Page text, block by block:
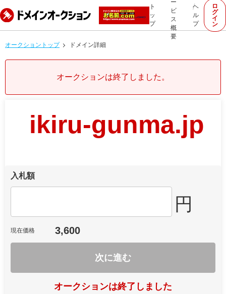
ト
ッ
プ
ー
ビ
ス
概
要
ヘ
ル
プ
ロ
グ
イ
ン
オークショントップ ドメイン詳細
オークションは終了しました。
ikiru-gunma.jp
入札額
円
現在価格 3,600
次に進む
オークションは終了しました